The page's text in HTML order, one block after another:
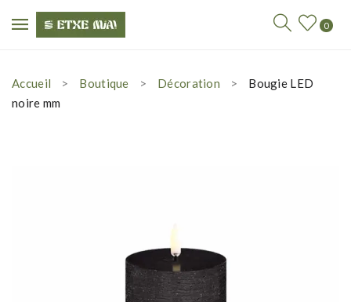
0
Accueil Boutique Décoration
Bougie LED
noire mm